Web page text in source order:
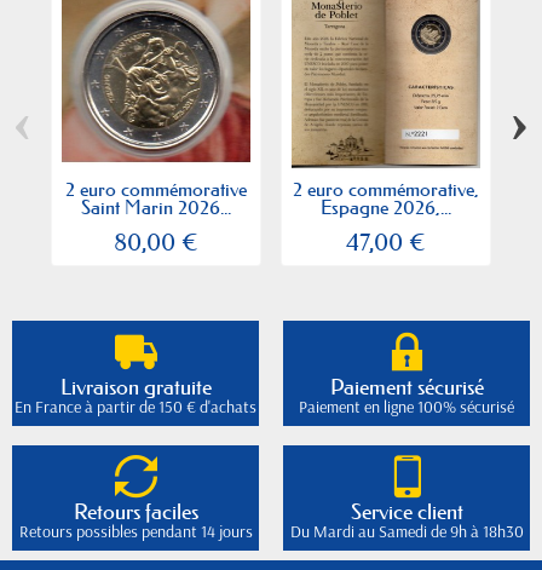
2 euro commémorative
Saint Marin 2026...
80,00 €
2 euro commémorative,
Espagne 2026,...
47,00 €
‹ ›
Livraison gratuite
En France à partir de 150 € d'achats
Paiement sécurisé
Paiement en ligne 100% sécurisé
Retours faciles
Retours possibles pendant 14 jours
Service client
Du Mardi au Samedi de 9h à 18h30